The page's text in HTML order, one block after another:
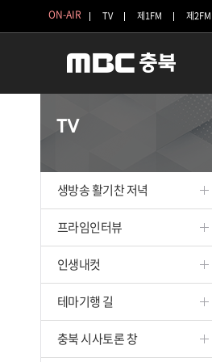
ON-AIR TV 제1FM 제2FM
TV
생방송 활기찬 저녁
프라임인터뷰
인생내컷
테마기행 길
충북 시사토론 창